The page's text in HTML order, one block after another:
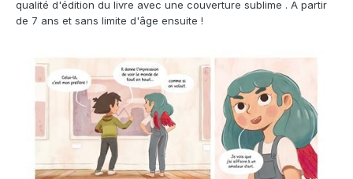
qualité d'édition du livre avec une couverture sublime . A partir
de 7 ans et sans limite d'âge ensuite !